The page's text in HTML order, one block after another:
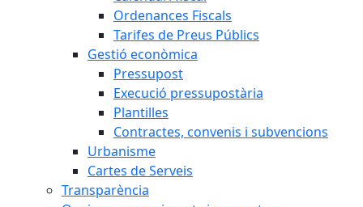
Ordenances Fiscals
Tarifes de Preus Públics
Gestió econòmica
Pressupost
Execució pressupostària
Plantilles
Contractes, convenis i subvencions
Urbanisme
Cartes de Serveis
Transparència